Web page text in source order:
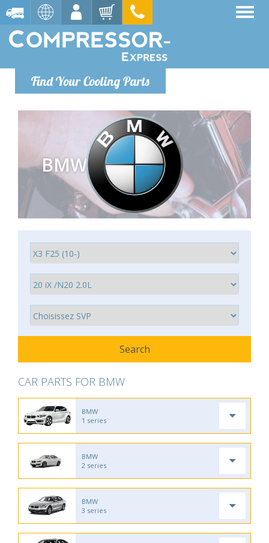
Find Your Cooling Parts
BMW
CAR PARTS FOR BMW
BMW
1 series
BMW
2 series
BMW
3 series